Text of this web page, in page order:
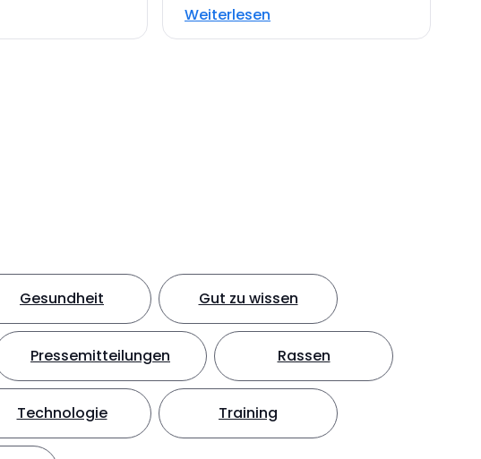
Weiterlesen
Gesundheit Gut zu wissen
Pressemitteilungen Rassen
Technologie Training